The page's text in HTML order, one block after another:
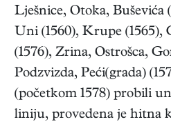
Lješnice, Otoka, Buševića
Uni (1560), Krupe (1565),
(1576), Zrina, Ostrošca,
Podzvizda, Peći(grada)
(početkom 1578) probili
liniju, provedena je hitna